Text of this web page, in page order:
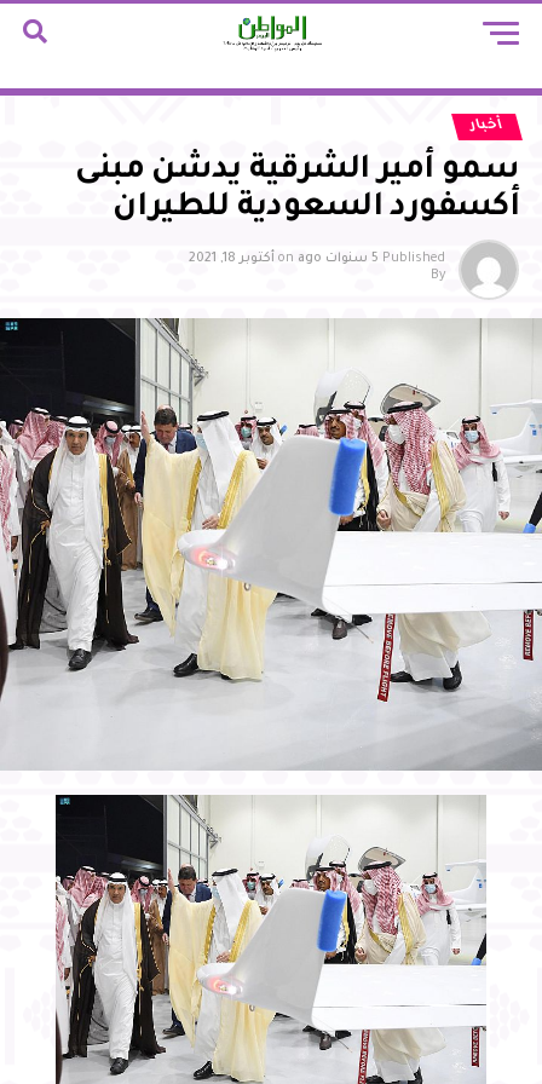
أخبار
سمو أمير الشرقية يدشن مبنى
أكسفورد السعودية للطيران
Published 5 سنوات ago on أكتوبر 18, 2021
By